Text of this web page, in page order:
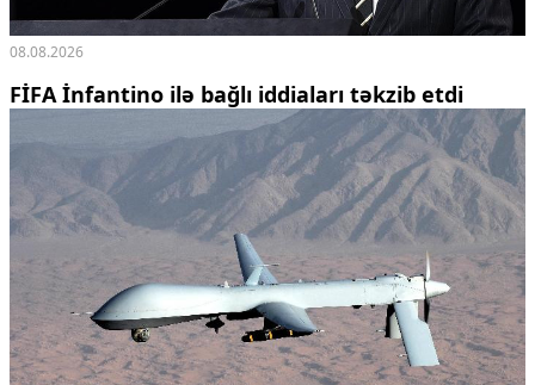
08.08.2026
FİFA İnfantino ilə bağlı iddiaları təkzib etdi